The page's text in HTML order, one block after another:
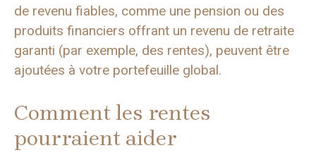
de revenu fiables, comme une pension ou des
produits financiers offrant un revenu de retraite
garanti (par exemple, des rentes), peuvent être
ajoutées à votre portefeuille global.
Comment les rentes
pourraient aider